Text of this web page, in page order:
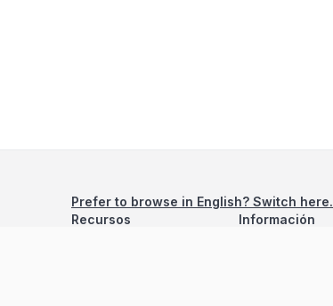
Prefer to browse in English? Switch here.
Recursos
Información